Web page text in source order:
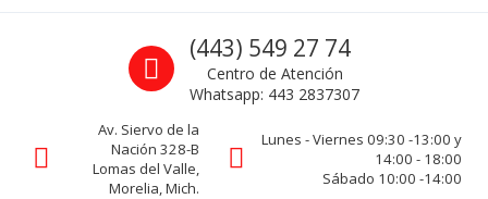
La seguridad de su empresa es nuestro negocio.
Call us
(443) 549 27 74
Centro de Atención
Whatsapp: 443 2837307
Av. Siervo de la
Nación 328-B
Lomas del Valle,
Morelia, Mich.
Lunes - Viernes 09:30 -13:00 y
14:00 - 18:00
Sábado 10:00 -14:00